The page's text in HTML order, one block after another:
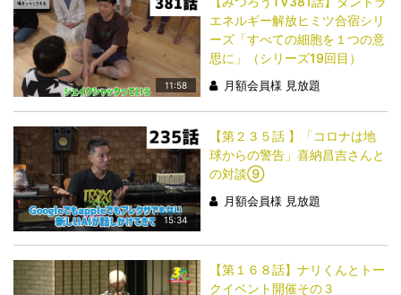
11:58
エネルギー解放ヒミツ合宿シリ
ーズ「すべての細胞を１つの意
思に」（シリーズ19回目）
月額会員様 見放題
15:34
【第２３５話 】「コロナは地
球からの警告」喜納昌吉さんと
の対談⑨
月額会員様 見放題
【第１６８話】ナリくんとトー
クイベント開催その３